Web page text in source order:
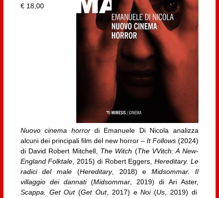
€ 18,00
Nuovo cinema horrordi Emanuele Di Nicola analizza
alcuni dei principali film del new horror – It Follows(2024)
di David Robert Mitchell, The Witch (The VVitch: A New-
England Folktale, 2015) di Robert Eggers,Hereditary. Le
radici del male (Hereditary, 2018) eMidsommar. Il
villaggio dei dannati(Midsommar, 2019) di Ari Aster,
Scappa. Get Out(Get Out, 2017) eNoi(Us, 2019) di